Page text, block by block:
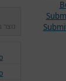
נוצר